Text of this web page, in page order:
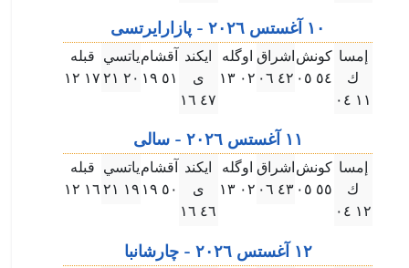
۱۰ آغستس ۲۰۲٦ - پازارايرتسى
إمسا
ك
۱۱ ۰٤
كونش
٥٤ ۰٥
اشراق
٤۲ ۰٦
اوگله
۰۲ ۱۳
ايكند
ى
٤٧ ۱٦
آقشام
٥۱ ۱٩
ياتسي
۲۰ ۲۱
قبله
۱٧ ۱۲
۱۱ آغستس ۲۰۲٦ - سالى
إمسا
ك
۱۲ ۰٤
كونش
٥٥ ۰٥
اشراق
٤۳ ۰٦
اوگله
۰۲ ۱۳
ايكند
ى
٤٦ ۱٦
آقشام
٥۰ ۱٩
ياتسي
۱٩ ۲۱
قبله
۱٦ ۱۲
۱۲ آغستس ۲۰۲٦ - چارشانبا